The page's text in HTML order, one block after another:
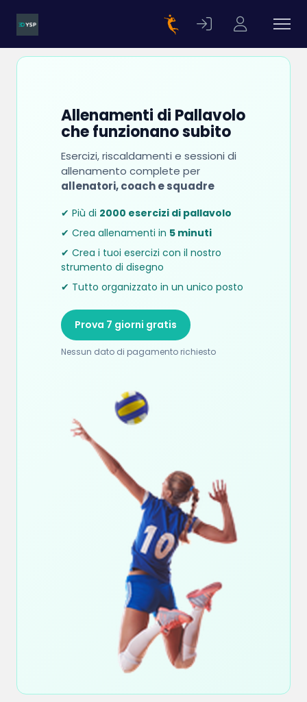
Allenamenti di Pallavolo
che funzionano subito
Esercizi, riscaldamenti e sessioni di
allenamento complete per
allenatori, coach e squadre
✔ Più di 2000 esercizi di pallavolo
✔ Crea allenamenti in 5 minuti
✔ Crea i tuoi esercizi con il nostro
strumento di disegno
✔ Tutto organizzato in un unico posto
Prova 7 giorni gratis
Nessun dato di pagamento richiesto